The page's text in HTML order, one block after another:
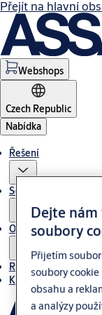
Přejít na hlavní
Webshops
Czech Republic
Nabídka
Řešení
Servis
O nás
Reference
Kontakt
Dejte nám
soubory
Přijetím
soubory
obsahu a
a analýzy